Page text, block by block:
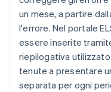
un mese, a partire
l'errore. Nel portale
essere inserite
riepilogativa
tenute a presentare
separata per ogni